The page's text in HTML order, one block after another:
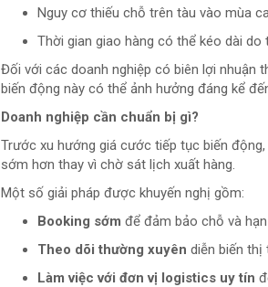
Nguy cơ thiếu chỗ trên tàu vào mùa
Thời gian giao hàng có thể kéo dài do
Đối với các doanh nghiệp có biên lợi nhuận
biến động này có thể ảnh hưởng đáng kể
Doanh nghiệp cần chuẩn bị gì?
Trước xu hướng giá cước tiếp tục biến
sớm hơn thay vì chờ sát lịch xuất hàng.
Một số giải pháp được khuyến nghị gồm:
Booking sớm để đảm bảo chỗ và
Theo dõi thường xuyên diễn biến thị
Làm việc với đơn vị logistics uy tín